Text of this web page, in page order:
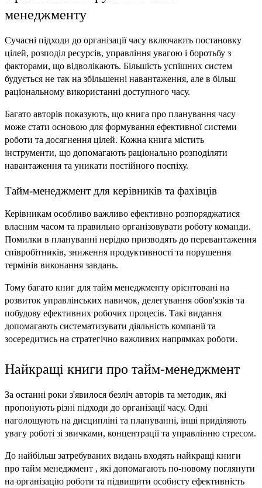
менеджменту
Сучасні підходи до організації часу включають постановку
цілей, розподіл ресурсів, управління увагою і боротьбу з
факторами, що відволікають. Більшість успішних систем
будується не так на збільшенні навантаження, але в більш
раціональному використанні доступного часу.
Багато авторів показують, що книга про планування часу
може стати основою для формування ефективної системи
роботи та досягнення цілей. Кожна книга містить
інструменти, що допомагають раціонально розподіляти
навантаження та уникати постійного поспіху.
Тайм-менеджмент для керівників та фахівців
Керівникам особливо важливо ефективно розпоряджатися
власним часом та правильно організовувати роботу команди.
Помилки в плануванні нерідко призводять до перевантаження
співробітників, зниження продуктивності та порушення
термінів виконання завдань.
Тому багато книг для тайм менеджменту орієнтовані на
розвиток управлінських навичок, делегування обов'язків та
побудову ефективних робочих процесів. Такі видання
допомагають систематизувати діяльність компанії та
зосередитись на стратегічно важливих напрямках роботи.
Найкращі книги про тайм-менеджмент
За останні роки з'явилося безліч авторів та методик, які
пропонують різні підходи до організації часу. Одні
наголошують на дисципліні та плануванні, інші приділяють
увагу роботі зі звичками, концентрації та управлінню стресом.
До найбільш затребуваних видань входять найкращі книги
про тайм менеджмент , які допомагають по-новому поглянути
на організацію роботи та підвищити особисту ефективність